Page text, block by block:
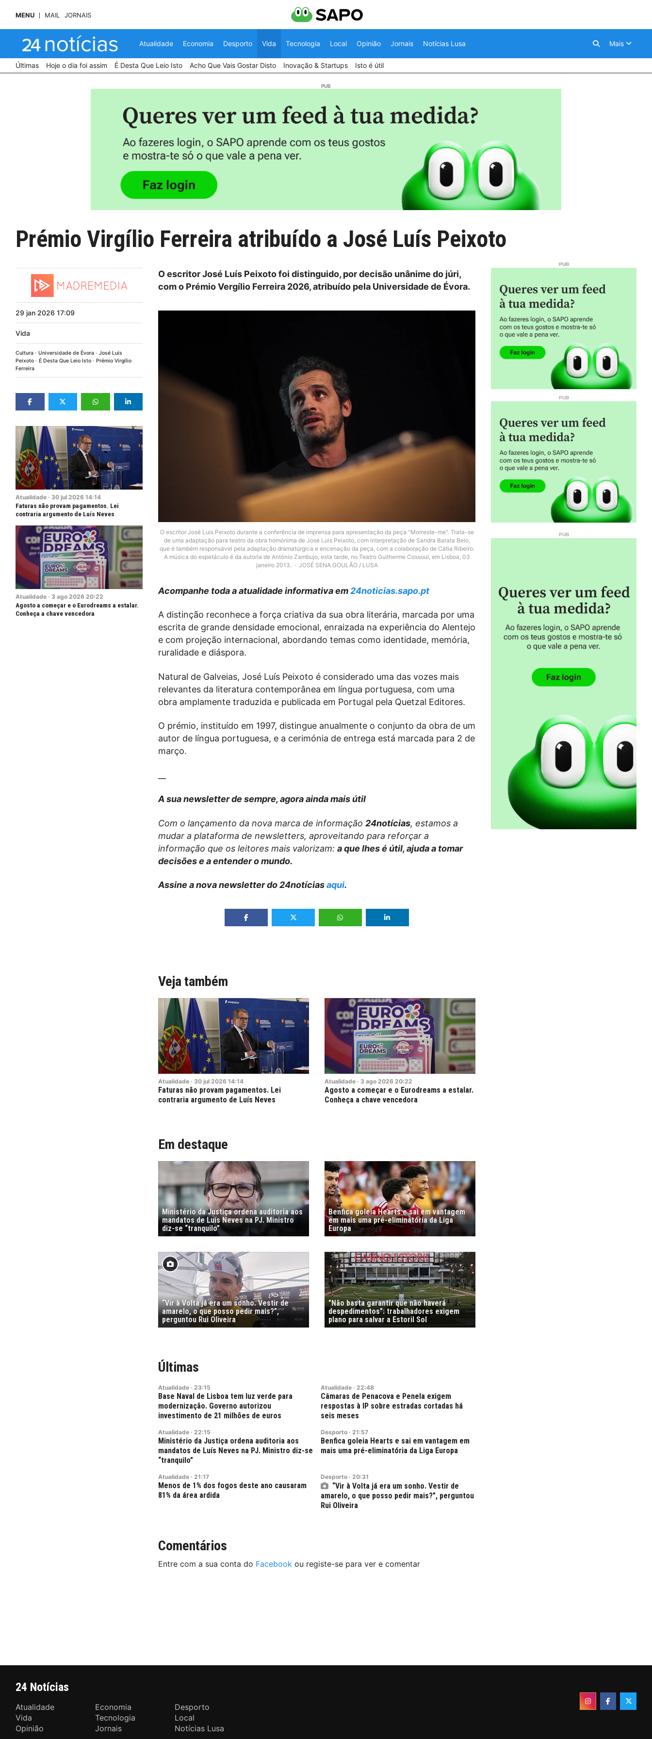
MENU MAIL JORNAIS
Atualidade Economia Desporto Vida Tecnologia Local Opinião Jornais Notícias Lusa Mais
Últimas Hoje o dia foi assim É Desta Que Leio Isto Acho Que Vais Gostar Disto Inovação & Startups Isto é útil
Prémio Virgílio Ferreira atribuído a José Luís Peixoto
29 jan 2026 17:09
Vida
Cultura Universidade de Évora
José Luís
Peixoto
É Desta Que Leio Isto
Prémio Virgílio
Ferreira
Atualidade · 30 jul 2026 14:14
Faturas não provam pagamentos. Lei
contraria argumento de Luís Neves
Atualidade · 3 ago 2026 20:22
Agosto a começar e o Eurodreams a estalar.
Conheça a chave vencedora
O escritor José Luís Peixoto foi distinguido, por decisão unânime do júri,
com o Prémio Vergílio Ferreira 2026, atribuído pela Universidade de Évora.
O escritor José Luis Peixoto durante a conferência de imprensa para apresentação da peça "Morreste-me". Trata-se
de uma adaptação para teatro da obra homónima de José Luis Peixoto, com interpretação de Sandra Barata Belo,
que é também responsável pela adaptação dramatúrgica e encenação da peça, com a colaboração de Cátia Ribeiro.
A música do espetáculo é da autoria de António Zambujo, esta tarde, no Teatro Guilherme Cossoul, em Lisboa, 03
janeiro 2013.
JOSÉ SENA GOULÃO / LUSA
Acompanhe toda a atualidade informativa em24noticias.sapo.pt
A distinção reconhece a força criativa da sua obra literária, marcada por uma
escrita de grande densidade emocional, enraizada na experiência do Alentejo
e com projeção internacional, abordando temas como identidade, memória,
ruralidade e diáspora.
Natural de Galveias, José Luís Peixoto é considerado uma das vozes mais
relevantes da literatura contemporânea em língua portuguesa, com uma
obra amplamente traduzida e publicada em Portugal pela Quetzal Editores.
O prémio, instituído em 1997, distingue anualmente o conjunto da obra de um
autor de língua portuguesa, e a cerimónia de entrega está marcada para 2 de
março.
A sua newsletter de sempre, agora ainda mais útil
Com o lançamento da nova marca de informação 24notícias, estamos a
mudar a plataforma de newsletters, aproveitando para reforçar a
informação que os leitores mais valorizam: a que lhes é útil, ajuda a tomar
decisões e a entender o mundo.
Assine a nova newsletter do 24notíciasaqui.
Veja também
Atualidade · 30 jul 2026 14:14
Faturas não provam pagamentos. Lei
contraria argumento de Luís Neves
Atualidade · 3 ago 2026 20:22
Agosto a começar e o Eurodreams a estalar.
Conheça a chave vencedora
Em destaque
Ministério da Justiça ordena auditoria aos
mandatos de Luís Neves na PJ. Ministro
diz-se “tranquilo”
Benfica goleia Hearts e sai em vantagem
em mais uma pré-eliminatória da Liga
Europa
“Vir à Volta já era um sonho. Vestir de
amarelo, o que posso pedir mais?”,
perguntou Rui Oliveira
"Não basta garantir que não haverá
despedimentos": trabalhadores exigem
plano para salvar a Estoril Sol
Últimas
Atualidade · 23:15
Base Naval de Lisboa tem luz verde para
modernização. Governo autorizou
investimento de 21 milhões de euros
Atualidade · 22:48
Câmaras de Penacova e Penela exigem
respostas à IP sobre estradas cortadas há
seis meses
Atualidade · 22:15
Ministério da Justiça ordena auditoria aos
mandatos de Luís Neves na PJ. Ministro diz-se
“tranquilo”
Desporto · 21:57
Benfica goleia Hearts e sai em vantagem em
mais uma pré-eliminatória da Liga Europa
Atualidade · 21:17
Menos de 1% dos fogos deste ano causaram
81% da área ardida
Desporto · 20:31
“Vir à Volta já era um sonho. Vestir de
amarelo, o que posso pedir mais?”, perguntou
Rui Oliveira
Comentários
Entre com a sua conta do Facebook ou registe-se para ver e comentar
24 Notícias
Atualidade Economia
Desporto
Vida
Tecnologia
Local
Opinião
Jornais Notícias Lusa